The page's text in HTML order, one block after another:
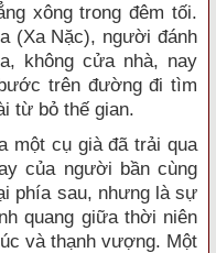
xông trong đêm tối.
(Xa Nặc), người đánh
không cửa nhà, nay
trên đường đi tìm
từ bỏ thế gian.
một cụ già đã trải qua
của người bần cùng
phía sau, nhưng là sự
quang giữa thời niên
và thạnh vượng. Một